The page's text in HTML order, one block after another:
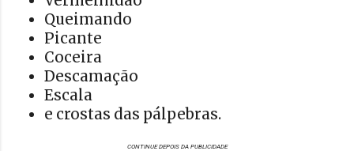
Queimando
Picante
Coceira
Descamação
Escala
e crostas das pálpebras.